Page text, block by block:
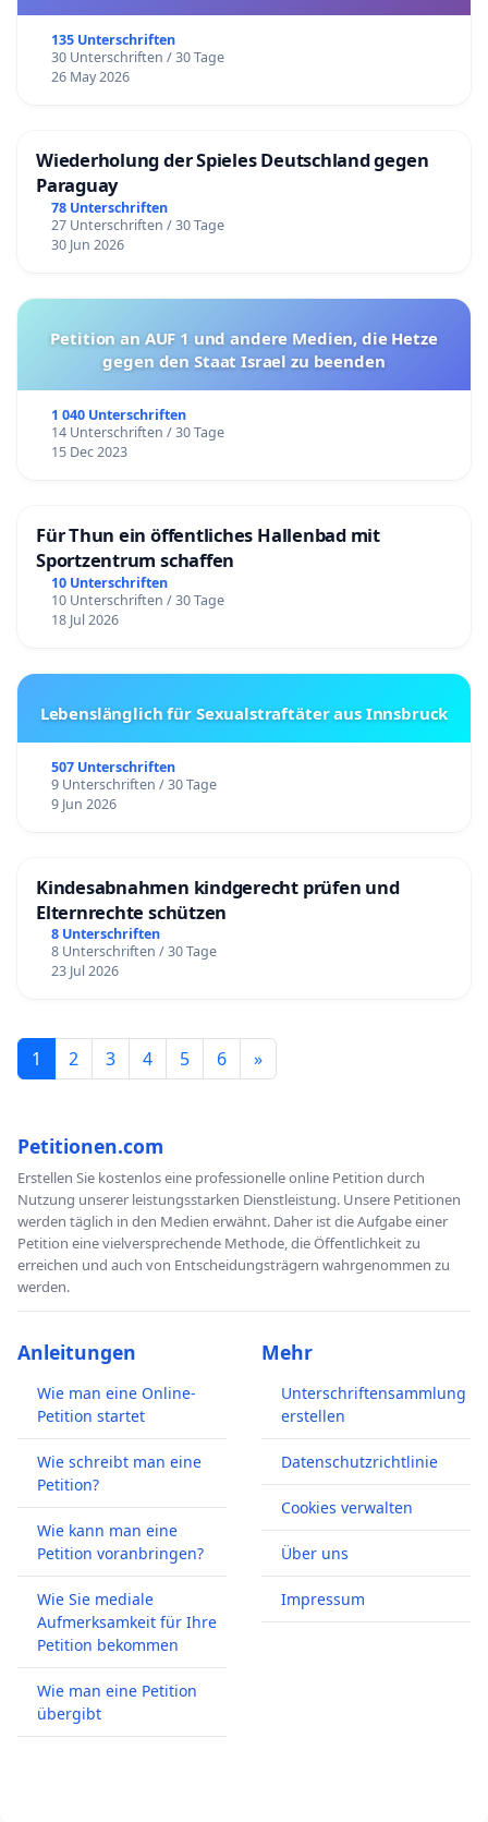
135 Unterschriften
30 Unterschriften / 30 Tage
26 May 2026
Wiederholung der Spieles Deutschland gegen
Paraguay
78 Unterschriften
27 Unterschriften / 30 Tage
30 Jun 2026
Petition an AUF 1 und andere Medien, die Hetze
gegen den Staat Israel zu beenden
1 040 Unterschriften
14 Unterschriften / 30 Tage
15 Dec 2023
Für Thun ein öffentliches Hallenbad mit
Sportzentrum schaffen
10 Unterschriften
10 Unterschriften / 30 Tage
18 Jul 2026
Lebenslänglich für Sexualstraftäter aus Innsbruck
507 Unterschriften
9 Unterschriften / 30 Tage
9 Jun 2026
Kindesabnahmen kindgerecht prüfen und
Elternrechte schützen
8 Unterschriften
8 Unterschriften / 30 Tage
23 Jul 2026
1 2 3 4 5 6 »
Petitionen.com
Erstellen Sie kostenlos eine professionelle online Petition durch
Nutzung unserer leistungsstarken Dienstleistung. Unsere Petitionen
werden täglich in den Medien erwähnt. Daher ist die Aufgabe einer
Petition eine vielversprechende Methode, die Öffentlichkeit zu
erreichen und auch von Entscheidungsträgern wahrgenommen zu
werden.
Anleitungen
Wie man eine Online-
Petition startet
Wie schreibt man eine
Petition?
Wie kann man eine
Petition voranbringen?
Wie Sie mediale
Aufmerksamkeit für Ihre
Petition bekommen
Wie man eine Petition
übergibt
Mehr
Unterschriftensammlung
erstellen
Datenschutzrichtlinie
Cookies verwalten
Über uns
Impressum